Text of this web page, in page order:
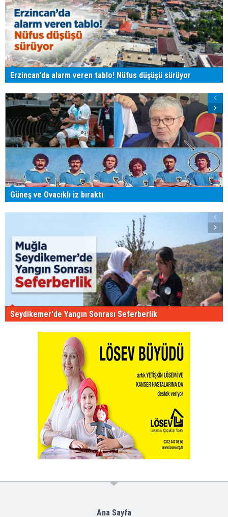
Erzincan'da alarm veren tablo! Nüfus düşüşü sürüyor
Güneş ve Ovacıklı iz bıraktı
Seydikemer'de Yangın Sonrası Seferberlik
Ana Sayfa